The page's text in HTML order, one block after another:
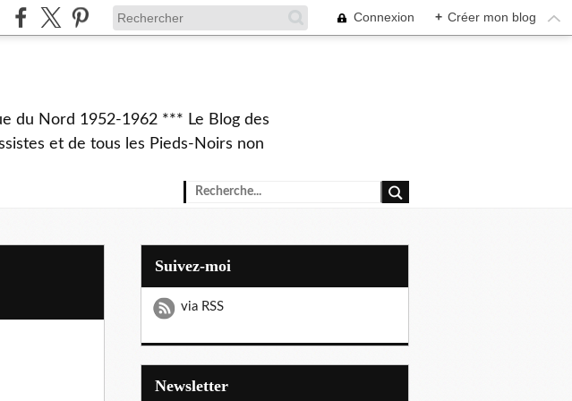
Connexion + Créer mon blog
du Nord 1952-1962 *** Le Blog des
et de tous les Pieds-Noirs non
Suivez-moi
via RSS
Newsletter